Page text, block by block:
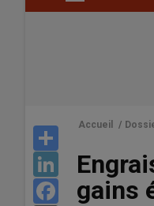
LinkedIn
Facebook
Accueil /
gains